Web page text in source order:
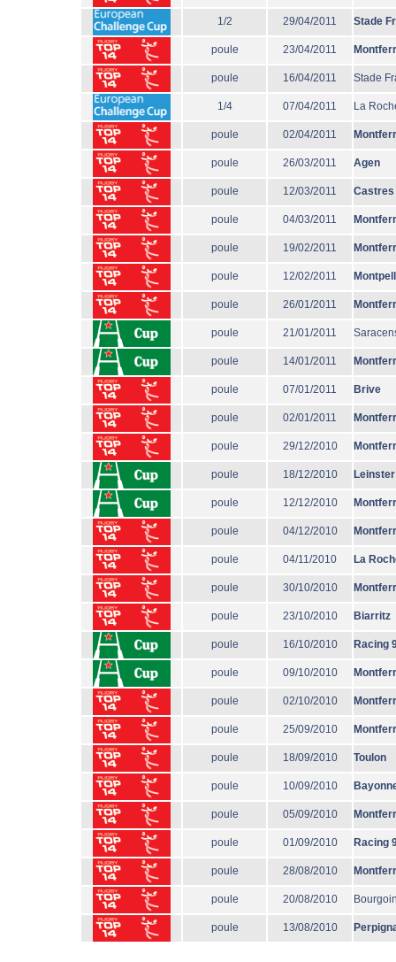
1/2 29/04/2011 Stade
poule 23/04/2011
poule 16/04/2011 Stade
1/4 07/04/2011 La
poule 02/04/2011
poule 26/03/2011 Agen
poule 12/03/2011 Castres
poule 04/03/2011
poule 19/02/2011
poule 12/02/2011
poule 26/01/2011
poule 21/01/2011
poule 14/01/2011
poule 07/01/2011 Brive
poule 02/01/2011
poule 29/12/2010
poule 18/12/2010 Leinster
poule 12/12/2010
poule 04/12/2010
poule 04/11/2010 La
poule 30/10/2010
poule 23/10/2010 Biarritz
poule 16/10/2010 Racing
poule 09/10/2010
poule 02/10/2010
poule 25/09/2010
poule 18/09/2010 Toulon
poule 10/09/2010
poule 05/09/2010
poule 01/09/2010 Racing
poule 28/08/2010
poule 20/08/2010
poule 13/08/2010